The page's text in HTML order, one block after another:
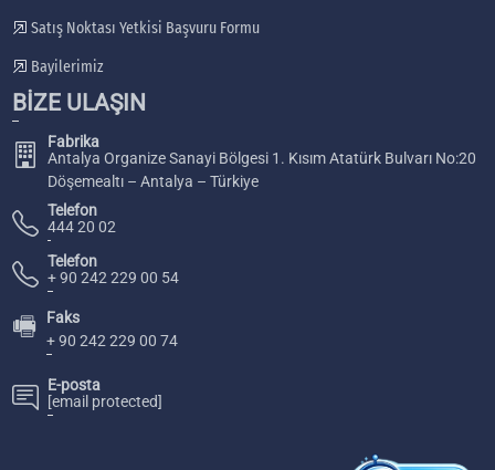
Satış Noktası Yetkisi Başvuru Formu
Bayilerimiz
BİZE ULAŞIN
Fabrika
Antalya Organize Sanayi Bölgesi 1. Kısım Atatürk Bulvarı No:20
Döşemealtı – Antalya – Türkiye
Telefon
444 20 02
Telefon
+ 90 242 229 00 54
🖷
Faks
+ 90 242 229 00 74
E-posta
[email protected]